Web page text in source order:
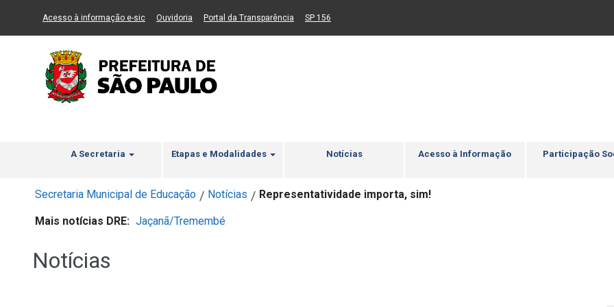
Ir ao Conteúdo Ir para menu principal 2 Ir para busca Ir para rodapé
Acesso à informação e-sic(Link para um novo sítio)
Ouvidoria (Link para um novo sítio)
Portal da Transparência (Link para um novo sítio)
SP 156
A Secretaria Etapas e Modalidades Notícias Acesso à Informação Participação
Secretaria Municipal de Educação / Notícias / Representatividade importa, sim!
Mais notícias DRE: Jaçanã/Tremembé
Notícias